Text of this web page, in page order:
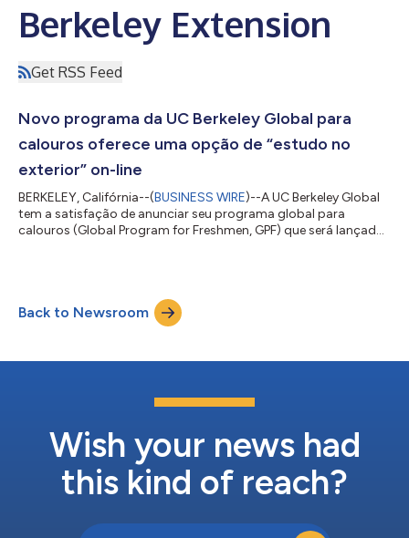
Berkeley Extension
Get RSS Feed
Novo programa da UC Berkeley Global para
calouros oferece uma opção de “estudo no
exterior” on-line
BERKELEY, Califórnia--(BUSINESS WIRE)--A UC Berkeley Global
tem a satisfação de anunciar seu programa global para
calouros (Global Program for Freshmen, GPF) que será lançado
aprendizagem colaborativa e unida em um ambiente de
aprendizagem digital. Os alunos terão acesso a professores e
mentores da Berkeley enquanto trabalh...
Back to Newsroom
Wish your news had
this kind of reach?